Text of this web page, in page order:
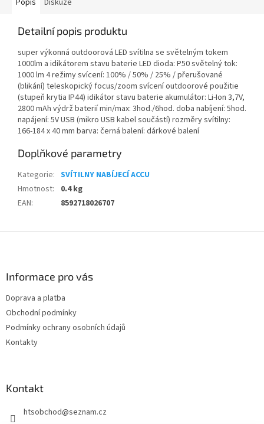
Popis Diskuze
Detailní popis produktu
super výkonná outdoorová LED svítilna se světelným tokem
1000lm a idikátorem stavu baterie LED dioda: P50 světelný tok:
1000 lm 4 režimy svícení: 100% / 50% / 25% / přerušované
(blikání) teleskopický focus/zoom svícení outdoorové použitie
(stupeň krytia IP44) idikátor stavu baterie akumulátor: Li-Ion 3,7V,
2800 mAh výdrž baterií min/max: 3hod./6hod. doba nabíjení: 5hod.
napájení: 5V USB (mikro USB kabel součástí) rozměry svítilny:
166-184 x 40 mm barva: černá balení: dárkové balení
Doplňkové parametry
Kategorie: SVÍTILNY NABÍJECÍ ACCU
Hmotnost:
0.4 kg
EAN: 8592718026707
Informace pro vás
Doprava a platba
Obchodní podmínky
Podmínky ochrany osobních údajů
Kontakty
Kontakt
htsobchod@seznam.cz